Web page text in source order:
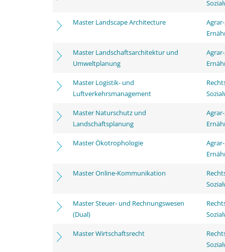
Master Landscape Architecture
Master Landschaftsarchitektur und
Umweltplanung
Master Logistik- und
Luftverkehrsmanagement
Master Naturschutz und
Landschaftsplanung
Master Ökotrophologie
Master Online-Kommunikation
Master Steuer- und Rechnungswesen
(Dual)
Master Wirtschaftsrecht